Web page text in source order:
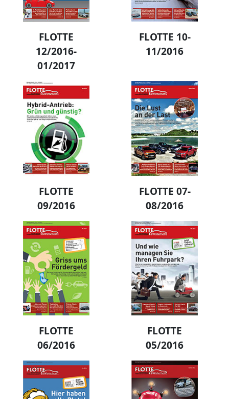
FLOTTE
12/2016-
01/2017
FLOTTE 10-
11/2016
FLOTTE
09/2016
FLOTTE 07-
08/2016
FLOTTE
06/2016
FLOTTE
05/2016